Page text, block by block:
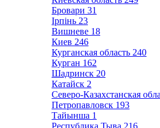
Бровари 31
Ірпінь 23
Вишневе 18
Киев 246
Курганская область 240
Курган 162
Шадринск 20
Катайск 2
Северо-Казахстанская
Петропавловск 193
Тайынша 1
Республика Тыва 216